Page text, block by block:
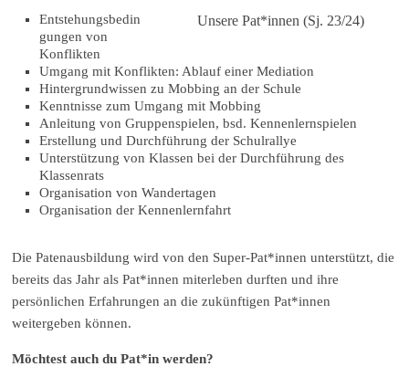
Unsere Pat*innen (Sj. 23/24)
Entstehungsbedin
gungen von
Konflikten
Umgang mit Konflikten: Ablauf einer Mediation
Hintergrundwissen zu Mobbing an der Schule
Kenntnisse zum Umgang mit Mobbing
Anleitung von Gruppenspielen, bsd. Kennenlernspielen
Erstellung und Durchführung der Schulrallye
Unterstützung von Klassen bei der Durchführung des
Klassenrats
Organisation von Wandertagen
Organisation der Kennenlernfahrt
Die Patenausbildung wird von den Super-Pat*innen unterstützt, die
bereits das Jahr als Pat*innen miterleben durften und ihre
persönlichen Erfahrungen an die zukünftigen Pat*innen
weitergeben können.
Möchtest auch du Pat*in werden?